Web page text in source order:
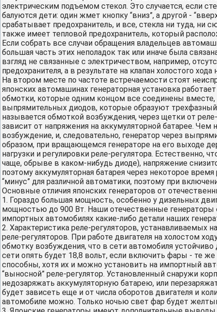
электрическим подъемом стекол. Это случается, если
балуются дети: один жмет кнопку “вниз”, а другой -
срабатывает предохранитель, и все, стекла ни туда, ни
также имеет тепловой предохранитель, который
Если собрать все случаи обращения владельцев
большая часть этих неполадок так или иначе была
взгляд не связанные с электричеством, например,
предохранителя, а в результате на клапан холостого
На втором месте по частоте встречаемости стоят
японских автомашинах генераторная установка
обмотки, которые одним концом все соединены
выпрямительных диодов, которые образуют
называется обмоткой возбуждения, через щетки от
зависит от напряжения на аккумуляторной батарее.
возбуждение, и, следовательно, генератор через
образом, при вращающемся генераторе на его выходе
нагрузки и регулировки реле-регулятора. Естественно,
чаще, обрыве в каком-нибудь диоде), напряжение
поэтому аккумуляторная батарея через некоторое
“минус” для различной автоматики, поэтому при
Основные отличия японских генераторов от
1. Гораздо большая мощность, особенно у дизельных
мощностью до 900 Вт. Наши отечественные
импортных автомобилях какие-либо детали наших
2. Характеристика реле-регуляторов, устанавливаемых
реле-регуляторов. При работе двигателя на холостом
обмотку возбуждения, что в сети автомобиля
сети опять будет 18,8 вольт, если включить фары - те
способны, хотя их и можно установить на импортный
“выносной” реле-регулятор. Установленный снаружи
недозаряжать аккумуляторную батарею, или
будет зависеть еще и от числа оборотов двигателя и
автомобиле можно. Только ночью свет фар будет